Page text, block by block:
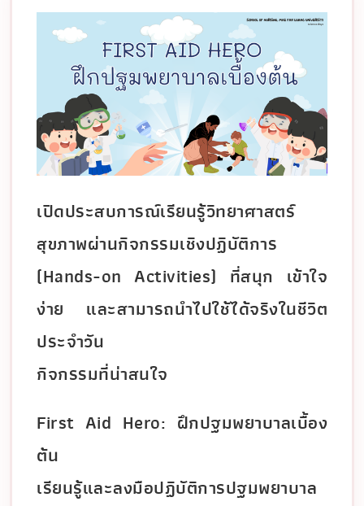
เปิดประสบการณ์เรียนรู้วิทยาศาสตร์
สุขภาพผ่านกิจกรรมเชิงปฏิบัติการ
(Hands-on Activities) ที่สนุก เข้าใจ
ง่าย และสามารถนำไปใช้ได้จริงในชีวิต
ประจำวัน
กิจกรรมที่น่าสนใจ
First Aid Hero: ฝึกปฐมพยาบาลเบื้อง
ต้น
เรียนรู้และลงมือปฏิบัติการปฐมพยาบาล